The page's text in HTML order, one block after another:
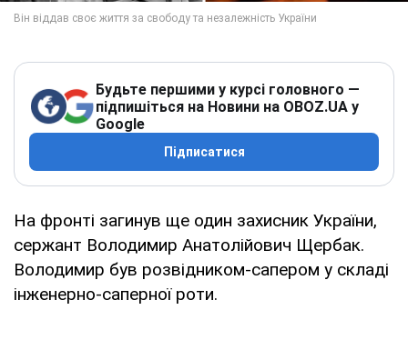
Будьте першими у курсі головного —
підпишіться на Новини на OBOZ.UA у
Google
Підписатися
На фронті загинув ще один захисник України,
сержант Володимир Анатолійович Щербак.
Володимир був розвідником-сапером у складі
інженерно-саперної роти.